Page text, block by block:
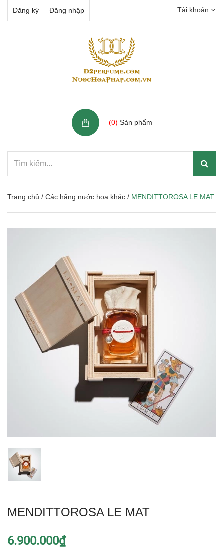
Đăng ký Đăng nhập Tài khoản
(0) Sản phẩm
Trang chủ / Các hãng nước hoa khác / MENDITTOROSA LE MAT
MENDITTOROSA LE MAT
6.900.000₫